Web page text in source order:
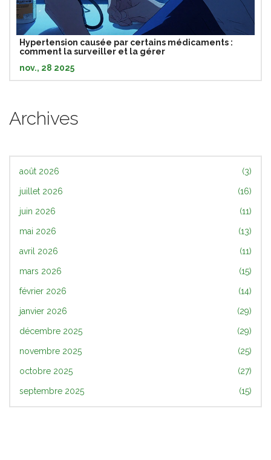
Hypertension causée par certains médicaments :
comment la surveiller et la gérer
nov., 28 2025
Archives
août 2026 (3)
juillet 2026 (16)
juin 2026 (11)
mai 2026 (13)
avril 2026 (11)
mars 2026 (15)
février 2026 (14)
janvier 2026 (29)
décembre 2025 (29)
novembre 2025 (25)
octobre 2025 (27)
septembre 2025 (15)